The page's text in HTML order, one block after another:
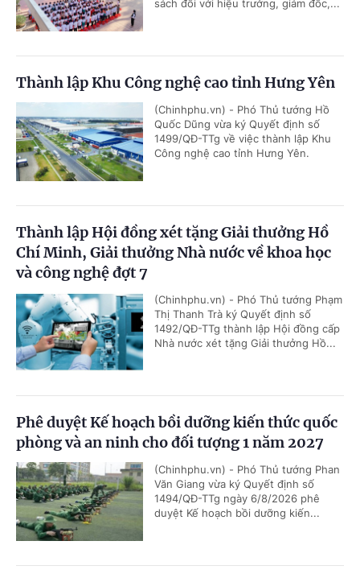
sách đối với hiệu trưởng, giám đốc,...
Thành lập Khu Công nghệ cao tỉnh Hưng Yên
(Chinhphu.vn) - Phó Thủ tướng Hồ
Quốc Dũng vừa ký Quyết định số
1499/QĐ-TTg về việc thành lập Khu
Công nghệ cao tỉnh Hưng Yên.
Thành lập Hội đồng xét tặng Giải thưởng Hồ
Chí Minh, Giải thưởng Nhà nước về khoa học
và công nghệ đợt 7
(Chinhphu.vn) - Phó Thủ tướng Phạm
Thị Thanh Trà ký Quyết định số
1492/QĐ-TTg thành lập Hội đồng cấp
Nhà nước xét tặng Giải thưởng Hồ...
Phê duyệt Kế hoạch bồi dưỡng kiến thức quốc
phòng và an ninh cho đối tượng 1 năm 2027
(Chinhphu.vn) - Phó Thủ tướng Phan
Văn Giang vừa ký Quyết định số
1494/QĐ-TTg ngày 6/8/2026 phê
duyệt Kế hoạch bồi dưỡng kiến...